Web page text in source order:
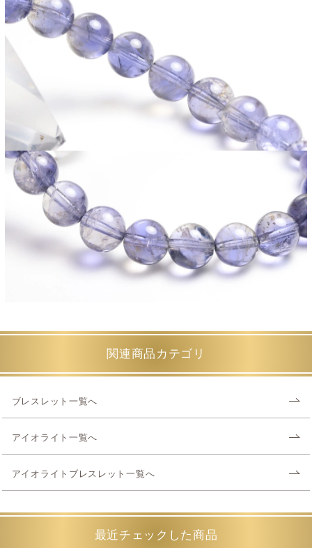
関連商品カテゴリ
ブレスレット一覧へ
アイオライト一覧へ
アイオライトブレスレット一覧へ
最近チェックした商品